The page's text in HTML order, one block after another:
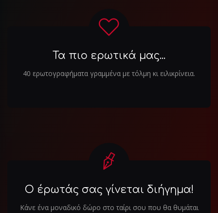
Τα πιο ερωτικά μας...
40 ερωτογραφήματα γραμμένα με τόλμη κι ειλικρίνεια.
Ο έρωτάς σας γίνεται διήγημα!
Κάνε ένα μοναδικό δώρο στο ταίρι σου που θα θυμάται